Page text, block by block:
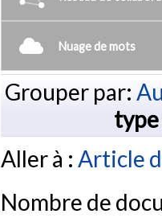
Nuage de mots
Grouper par:
Aller à : Article
Nombre de